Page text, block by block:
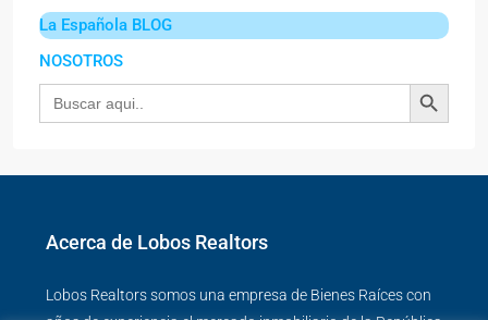
La Española BLOG
NOSOTROS
Buscar:
Botón de
Acerca de Lobos Realtors
Lobos Realtors somos una empresa de Bienes Raíces con